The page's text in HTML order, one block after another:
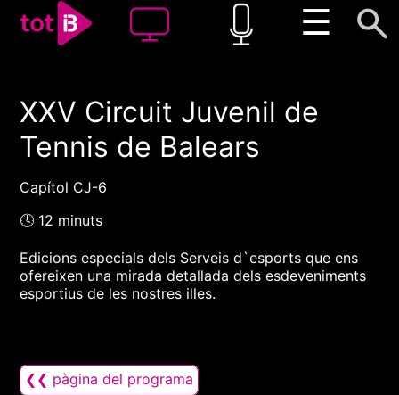
☰
00:00 00:00
1x
XXV Circuit Juvenil de
Tennis de Balears
Capítol CJ-6
🕓 12 minuts
Edicions especials dels Serveis d`esports que ens
ofereixen una mirada detallada dels esdeveniments
esportius de les nostres illes.
❮❮ pàgina del programa